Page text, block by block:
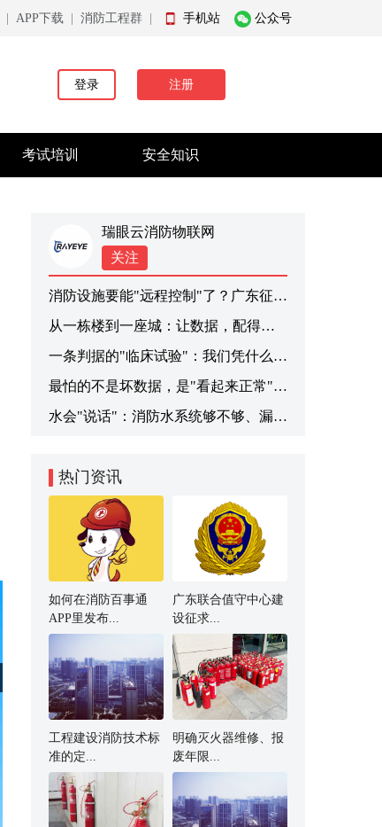
APP下载 消防工程群 手机站 公众号
登录 注册
考试培训 安全知识
瑞眼云消防物联网
关注
消防设施要能"远程控制"了？广东征求意见稿，我们提三条意见
从一栋楼到一座城：让数据，配得上“可信”二字
一条判据的"临床试验"：我们凭什么敢让它上线
最怕的不是坏数据，是"看起来正常"的死数据
水会"说话"：消防水系统够不够、漏不漏
热门资讯
如何在消防百事通
APP里发布...
广东联合值守中心建
设征求...
工程建设消防技术标
准的定...
明确灭火器维修、报
废年限...